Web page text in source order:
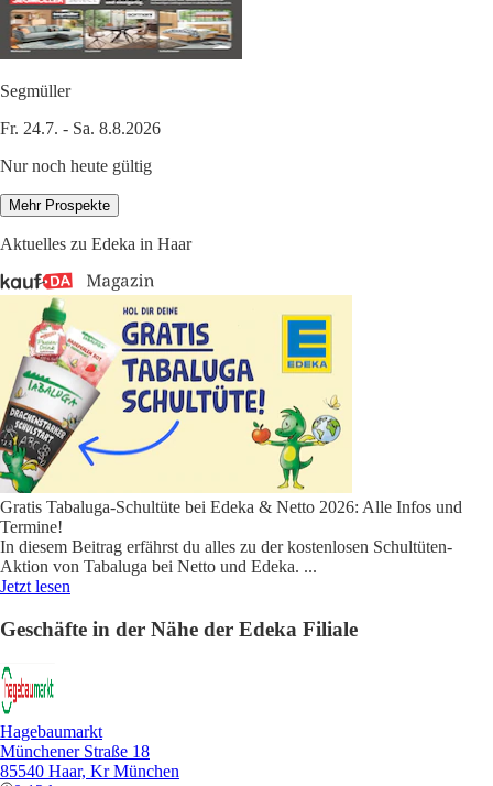
Segmüller
Fr. 24.7. - Sa. 8.8.2026
Nur noch heute gültig
Mehr Prospekte
Aktuelles zu Edeka in Haar
Gratis Tabaluga-Schultüte bei Edeka & Netto 2026: Alle Infos und
Termine!
In diesem Beitrag erfährst du alles zu der kostenlosen Schultüten-
Aktion von Tabaluga bei Netto und Edeka. ...
Jetzt lesen
Geschäfte in der Nähe der Edeka Filiale
Hagebaumarkt
Münchener Straße 18
85540 Haar, Kr München